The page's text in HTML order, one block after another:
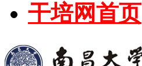
干培网首页